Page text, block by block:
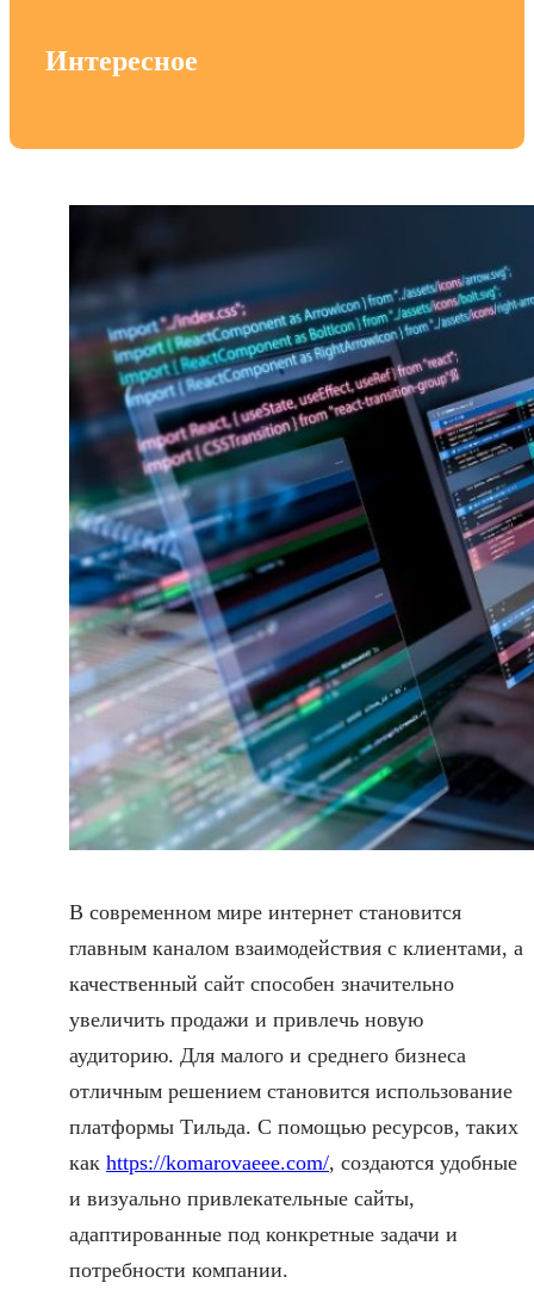
Интересное
В современном мире интернет становится
главным каналом взаимодействия с клиентами, а
качественный сайт способен значительно
увеличить продажи и привлечь новую
аудиторию. Для малого и среднего бизнеса
отличным решением становится использование
платформы Тильда. С помощью ресурсов, таких
как https://komarovaeee.com/, создаются удобные
и визуально привлекательные сайты,
адаптированные под конкретные задачи и
потребности компании.